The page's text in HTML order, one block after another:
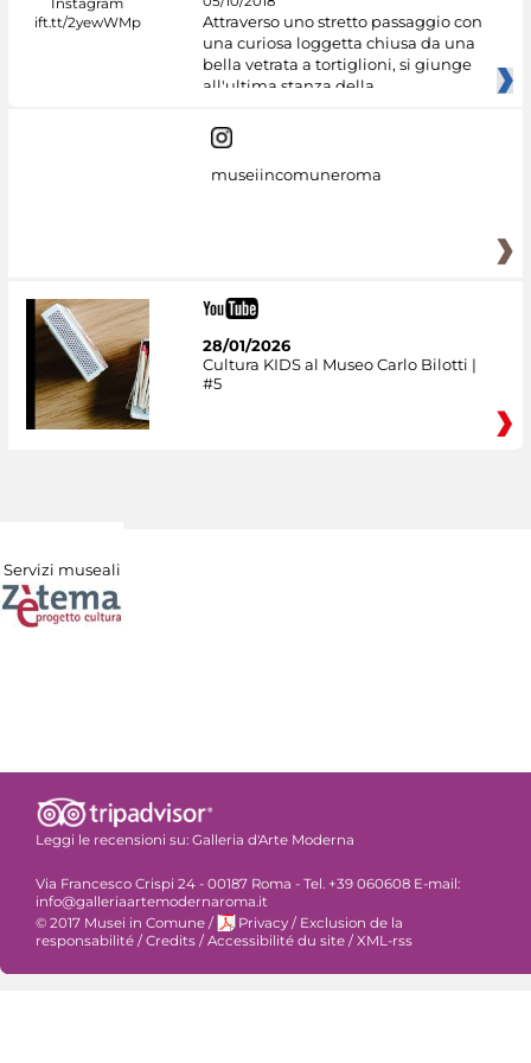
Attraverso uno stretto passaggio con
una curiosa loggetta chiusa da una
bella vetrata a tortiglioni, si giunge
all'ultima stanza della
museiincomuneroma
28/01/2026
Cultura KIDS al Museo Carlo Bilotti |
#5
Servizi museali
Leggi le recensioni su: Galleria d'Arte Moderna
Via Francesco Crispi 24 - 00187 Roma - Tel. +39 060608 E-mail:
info@galleriaartemodernaroma.it
© 2017 Musei in Comune / Privacy / Exclusion de la
responsabilité / Credits / Accessibilité du site / XML-rss